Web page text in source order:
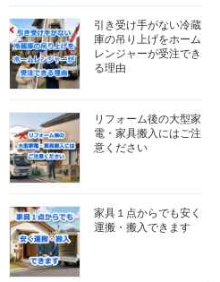
引き受け手がない冷蔵
庫の吊り上げをホーム
レンジャーが受注でき
る理由
リフォーム後の大型家
電・家具搬入にはご注
意ください
家具１点からでも安く
運搬・搬入できます